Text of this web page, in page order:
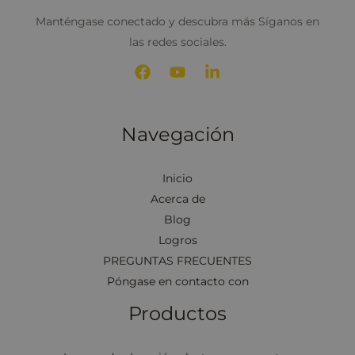
Manténgase conectado y descubra más Síganos en
las redes sociales.
Navegación
Inicio
Acerca de
Blog
Logros
PREGUNTAS FRECUENTES
Póngase en contacto con
Productos